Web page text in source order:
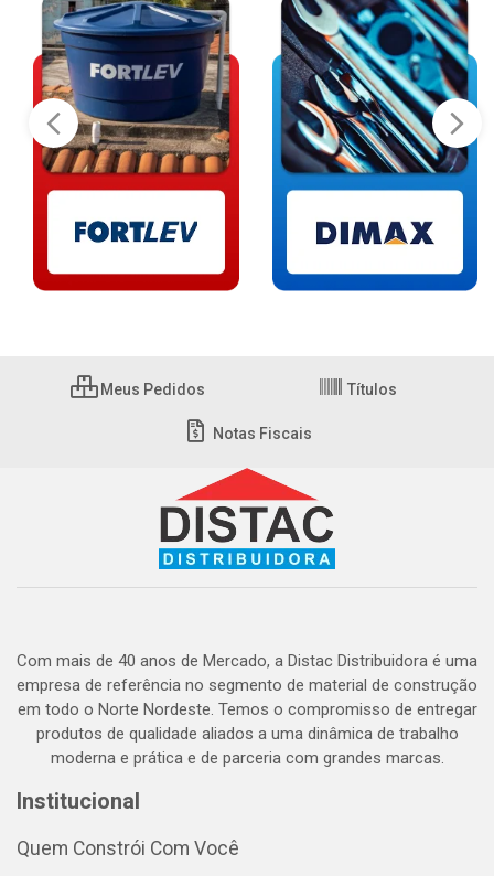
Meus Pedidos Títulos
Notas Fiscais
Com mais de 40 anos de Mercado, a Distac Distribuidora é uma
empresa de referência no segmento de material de construção
em todo o Norte Nordeste. Temos o compromisso de entregar
produtos de qualidade aliados a uma dinâmica de trabalho
moderna e prática e de parceria com grandes marcas.
Institucional
Quem Constrói Com Você